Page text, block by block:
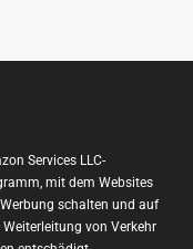
Services LLC-
mit dem Websites
schalten und auf
von Verkehr